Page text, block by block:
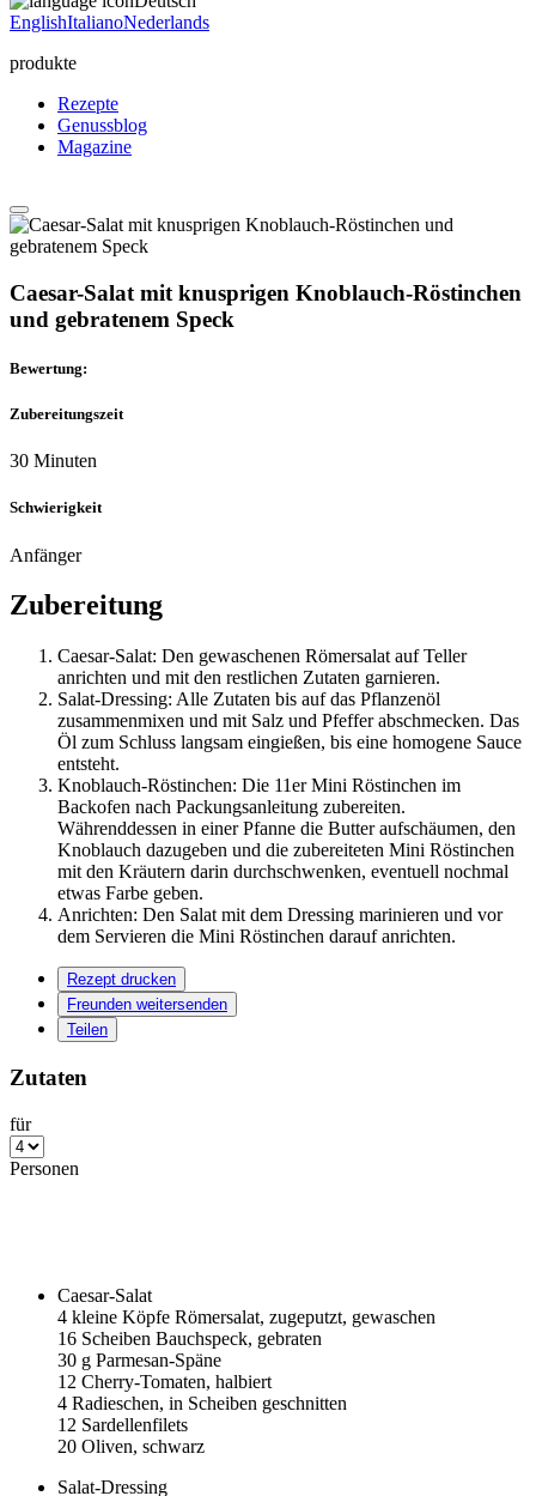
EnglishItalianoNederlands
produkte
Rezepte
Genussblog
Magazine
Caesar-Salat mit knusprigen Knoblauch-Röstinchen
und gebratenem Speck
Bewertung:
Zubereitungszeit
30 Minuten
Schwierigkeit
Anfänger
Zubereitung
Caesar-Salat: Den gewaschenen Römersalat auf Teller
anrichten und mit den restlichen Zutaten garnieren.
Salat-Dressing: Alle Zutaten bis auf das Pflanzenöl
zusammenmixen und mit Salz und Pfeffer abschmecken. Das
Öl zum Schluss langsam eingießen, bis eine homogene Sauce
entsteht.
Knoblauch-Röstinchen: Die 11er Mini Röstinchen im
Backofen nach Packungsanleitung zubereiten.
Währenddessen in einer Pfanne die Butter aufschäumen, den
Knoblauch dazugeben und die zubereiteten Mini Röstinchen
mit den Kräutern darin durchschwenken, eventuell nochmal
etwas Farbe geben.
Anrichten: Den Salat mit dem Dressing marinieren und vor
dem Servieren die Mini Röstinchen darauf anrichten.
Rezept drucken
Freunden weitersenden
Teilen
Zutaten
für
Personen
Caesar-Salat
4 kleine Köpfe Römersalat, zugeputzt, gewaschen
16 Scheiben Bauchspeck, gebraten
30 g Parmesan-Späne
12 Cherry-Tomaten, halbiert
4 Radieschen, in Scheiben geschnitten
12 Sardellenfilets
20 Oliven, schwarz
Salat-Dressing